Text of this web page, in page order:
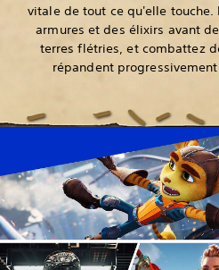
vitale de tout ce qu'elle touche.
armures et des élixirs avant
terres flétries, et combattez
répandent